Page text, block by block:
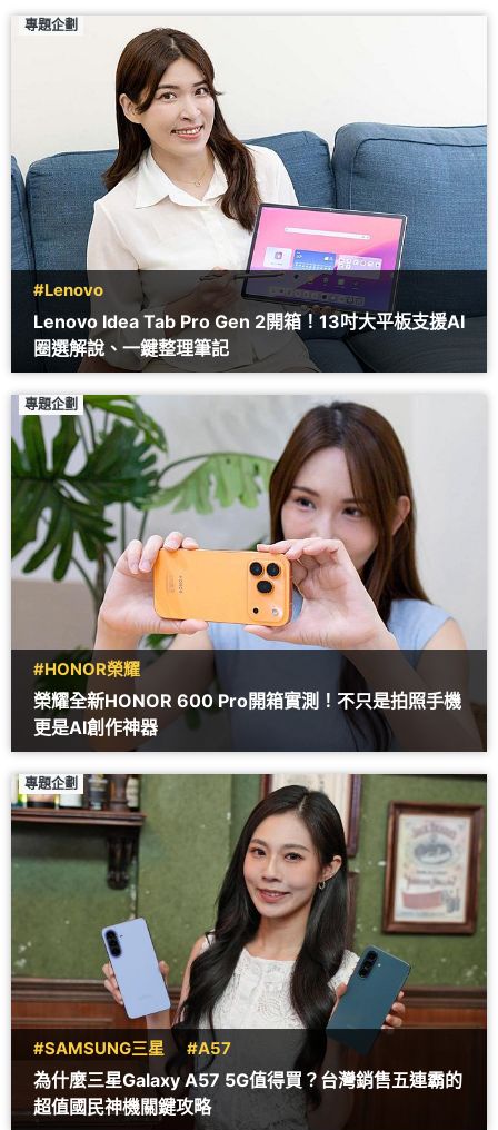
專題企劃
#Lenovo
Lenovo Idea Tab Pro Gen 2開箱！13吋大平板支援AI
圈選解說、一鍵整理筆記
專題企劃
#HONOR榮耀
榮耀全新HONOR 600 Pro開箱實測！不只是拍照手機
更是AI創作神器
專題企劃
#SAMSUNG三星 #A57
為什麼三星Galaxy A57 5G值得買？台灣銷售五連霸的
超值國民神機關鍵攻略